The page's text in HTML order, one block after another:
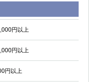
円以上
円以上
円以上